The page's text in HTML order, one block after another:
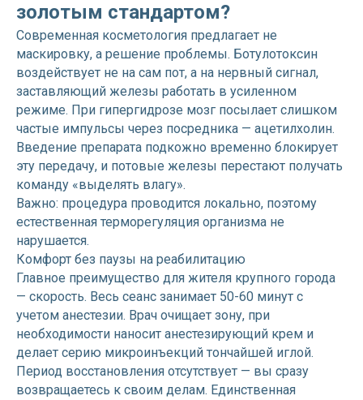
золотым стандартом?
Современная косметология предлагает не
маскировку, а решение проблемы. Ботулотоксин
воздействует не на сам пот, а на нервный сигнал,
заставляющий железы работать в усиленном
режиме. При гипергидрозе мозг посылает слишком
частые импульсы через посредника — ацетилхолин.
Введение препарата подкожно временно блокирует
эту передачу, и потовые железы перестают получать
команду «выделять влагу».
Важно: процедура проводится локально, поэтому
естественная терморегуляция организма не
нарушается.
Комфорт без паузы на реабилитацию
Главное преимущество для жителя крупного города
— скорость. Весь сеанс занимает 50-60 минут с
учетом анестезии. Врач очищает зону, при
необходимости наносит анестезирующий крем и
делает серию микроинъекций тончайшей иглой.
Период восстановления отсутствует — вы сразу
возвращаетесь к своим делам. Единственная